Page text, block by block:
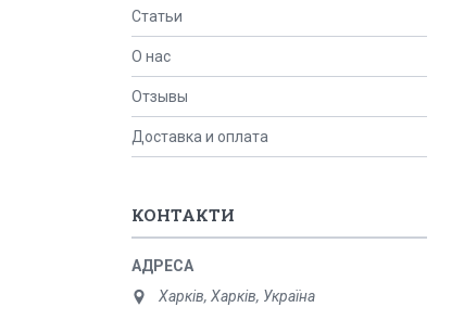
Статьи
О нас
Отзывы
Доставка и оплата
КОНТАКТИ
Харків, Харків, Україна